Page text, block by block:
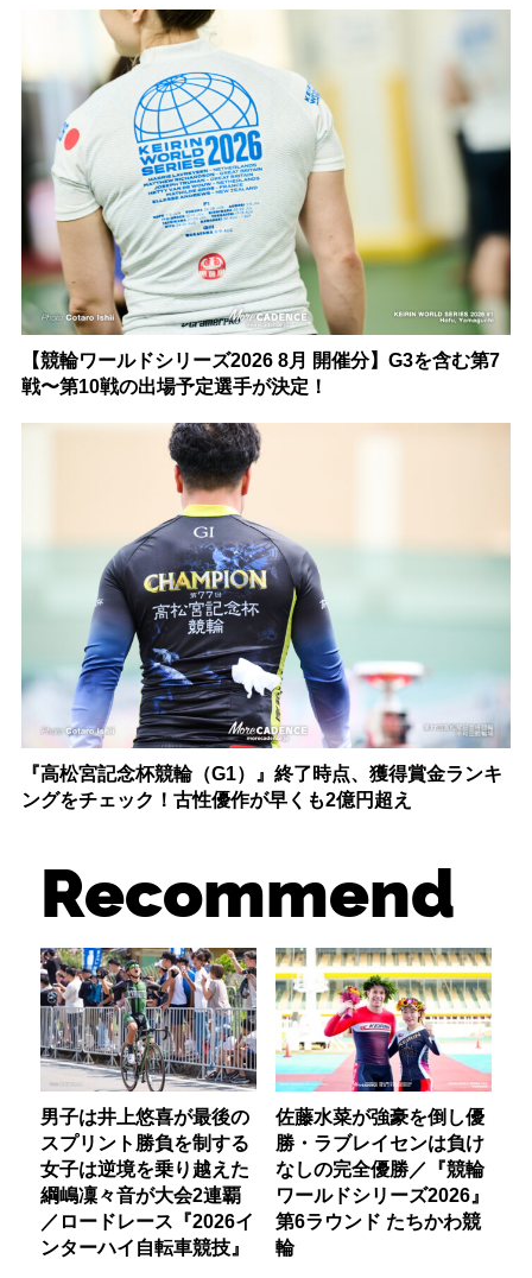
【競輪ワールドシリーズ2026 8月 開催分】G3を含む第7
戦〜第10戦の出場予定選手が決定！
『高松宮記念杯競輪（G1）』終了時点、獲得賞金ランキ
ングをチェック！古性優作が早くも2億円超え
Recommend
男子は井上悠喜が最後の
スプリント勝負を制する
女子は逆境を乗り越えた
綱嶋凜々音が大会2連覇
／ロードレース『2026イ
ンターハイ自転車競技』
佐藤水菜が強豪を倒し優
勝・ラブレイセンは負け
なしの完全優勝／『競輪
ワールドシリーズ2026』
第6ラウンド たちかわ競
輪